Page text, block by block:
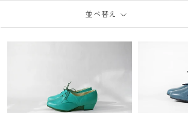
並べ替え